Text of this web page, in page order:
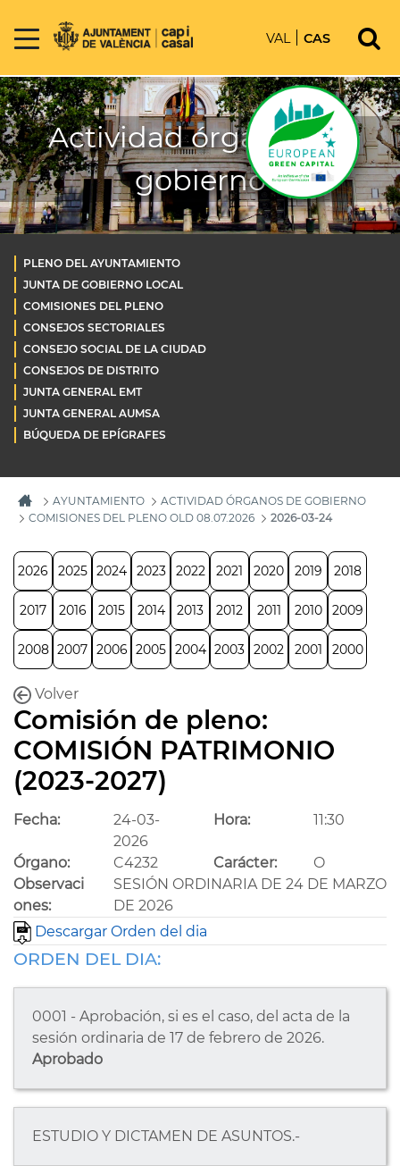
VAL CAS
Actividad órganos de
gobierno
PLENO DEL AYUNTAMIENTO
JUNTA DE GOBIERNO LOCAL
COMISIONES DEL PLENO
CONSEJOS SECTORIALES
CONSEJO SOCIAL DE LA CIUDAD
CONSEJOS DE DISTRITO
JUNTA GENERAL EMT
JUNTA GENERAL AUMSA
BÚQUEDA DE EPÍGRAFES
AYUNTAMIENTO
ACTIVIDAD ÓRGANOS DE GOBIERNO
COMISIONES DEL PLENO OLD 08.07.2026
2026-03-24
2026 2025 2024 2023 2022 2021 2020 2019 2018
2017 2016 2015 2014 2013 2012 2011 2010 2009
2008 2007 2006 2005 2004 2003 2002 2001 2000
Volver
Comisión de pleno:
COMISIÓN PATRIMONIO
(2023-2027)
Fecha:
24-03-
2026
Hora: 11:30
Órgano: C4232 Carácter:
O
Observaci
ones:
SESIÓN ORDINARIA DE 24 DE MARZO
DE 2026
Descargar Orden del dia
ORDEN DEL DIA:
0001 - Aprobación, si es el caso, del acta de la
sesión ordinaria de 17 de febrero de 2026.
Aprobado
ESTUDIO Y DICTAMEN DE ASUNTOS.-